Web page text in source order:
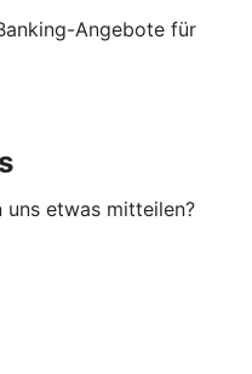
Angebote für
uns etwas mitteilen?